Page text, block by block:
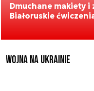
Dmuchane makiety
Białoruskie
Wojna na Ukrainie